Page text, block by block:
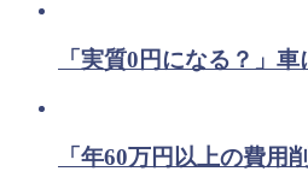
「実質0円になる？」
「年60万円以上の費用